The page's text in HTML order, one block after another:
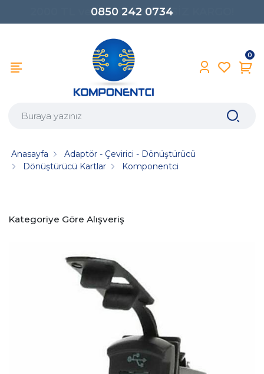
0850 242 0734
0
Anasayfa
Adaptör - Çevirici - Dönüştürücü
Dönüştürücü Kartlar
Komponentci
Kategoriye Göre Alışveriş